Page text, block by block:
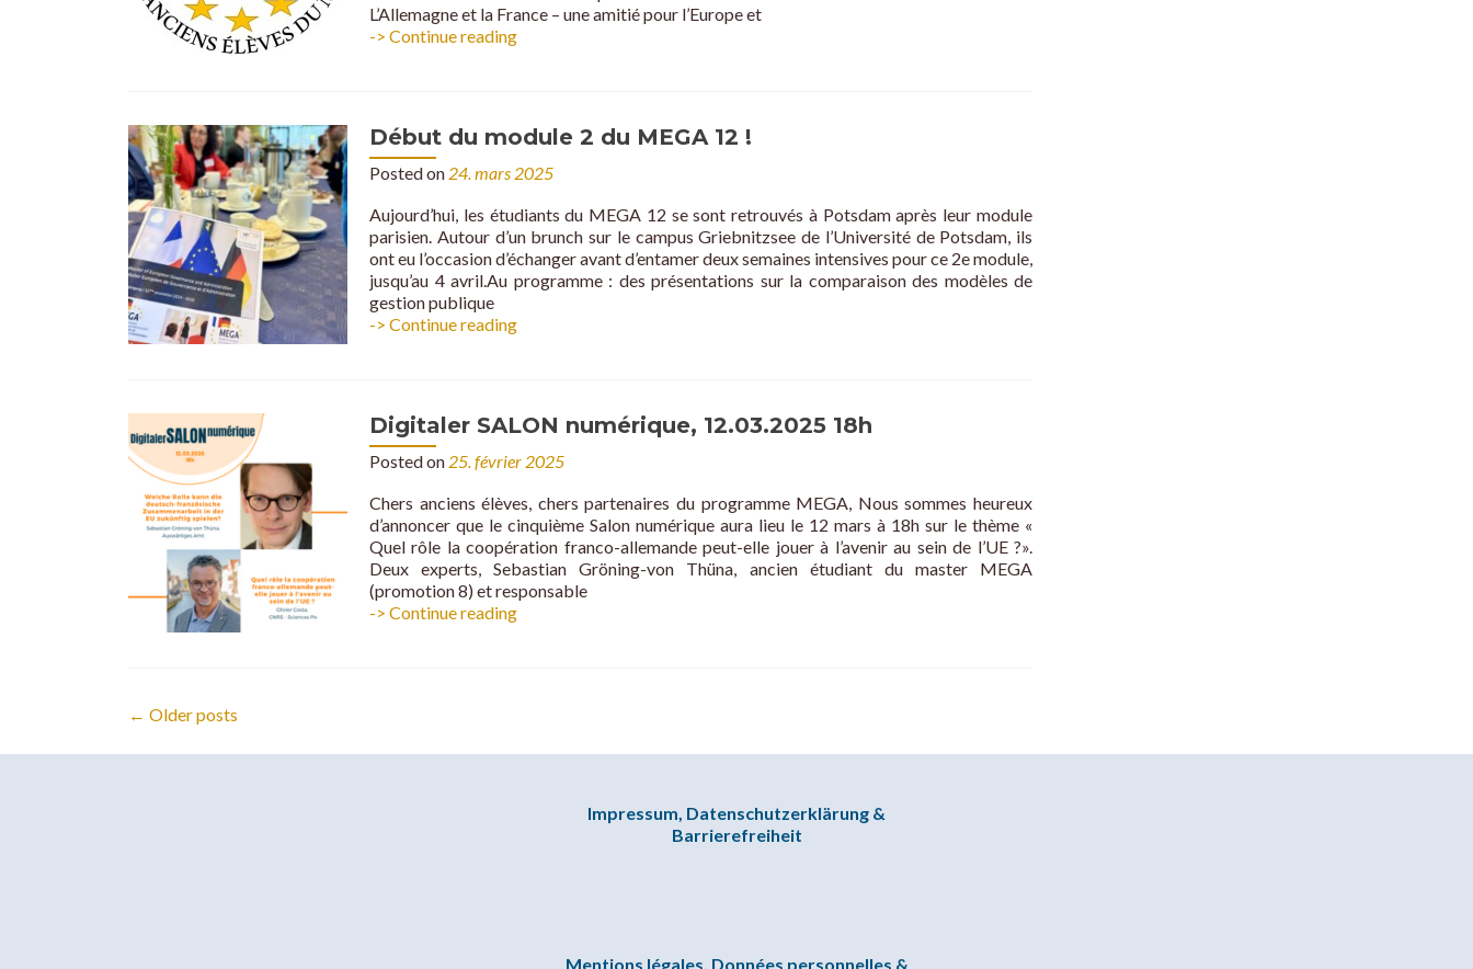
L’Allemagne et la France – une amitié pour l’Europe et
-> Continue readingÉvénement
–
27
2025,
18h00
Début du module 2 du MEGA 12 !
Posted on 24. mars 2025
Aujourd’hui, les étudiants du MEGA 12 se sont retrouvés à Potsdam après leur module
parisien. Autour d’un brunch sur le campus Griebnitzsee de l’Université de Potsdam, ils
ont eu l’occasion d’échanger avant d’entamer deux semaines intensives pour ce 2e module,
jusqu’au 4 avril.Au programme : des présentations sur la comparaison des modèles de
gestion publique
-> Continue readingDébut
MEGA
12
Digitaler SALON numérique, 12.03.2025 18h
Posted on 25. février 2025
Chers anciens élèves, chers partenaires du programme MEGA, Nous sommes heureux
d’annoncer que le cinquième Salon numérique aura lieu le 12 mars à 18h sur le thème «
Quel rôle la coopération franco-allemande peut-elle jouer à l’avenir au sein de l’UE ?».
Deux experts, Sebastian Gröning-von Thüna, ancien étudiant du master MEGA
(promotion 8) et responsable
-> Continue readingDigitaler
Posts
navigation
← Older posts
Impressum, Datenschutzerklärung &
Barrierefreiheit
Mentions légales, Données personnelles &